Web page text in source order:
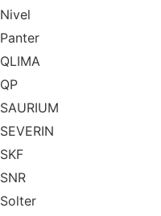
Nivel
Panter
QLIMA
QP
SAURIUM
SEVERIN
SKF
SNR
Solter